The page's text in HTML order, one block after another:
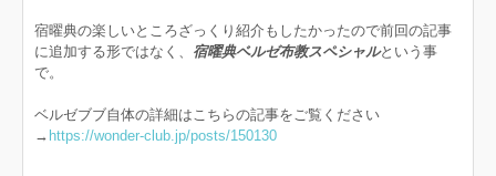
宿曜典の楽しいところざっくり紹介もしたかったので前回の記事
に追加する形ではなく、 宿曜典ベルゼ布教スペシャルという事
で。
ベルゼブブ自体の詳細はこちらの記事をご覧ください
→ https://wonder-club.jp/posts/150130